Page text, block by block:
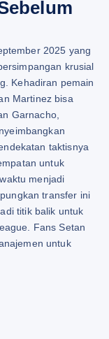
2025 yang
krusial
Kehadiran pemain
Martinez bisa
Garnacho,
taktisnya
untuk
menjadi
transfer ini
titik balik untuk
Fans Setan
untuk